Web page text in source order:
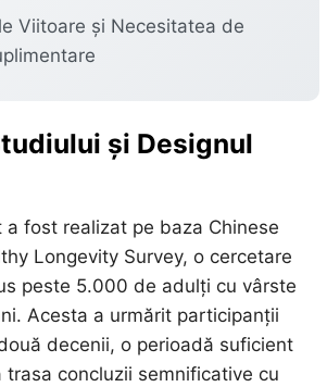
Viitoare și Necesitatea de
și Designul
fost realizat pe baza Chinese
Longevity Survey, o cercetare
peste 5.000 de adulți cu vârste
Acesta a urmărit participanții
decenii, o perioadă suficient
trasa concluzii semnificative cu